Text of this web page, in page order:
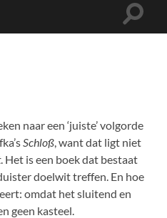
Toggle
naar een ‘juiste’ volgorde
Schloß , want dat ligt niet
. Het is een boek dat bestaat
doelwit treffen. En hoe
omdat het sluitend en
geen kasteel.